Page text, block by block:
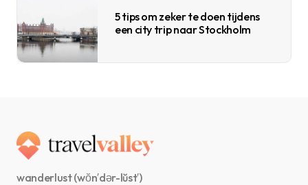
5 tips om zeker te doen tijdens
een city trip naar Stockholm
wanderlust (wŏn′dər-lŭst′)